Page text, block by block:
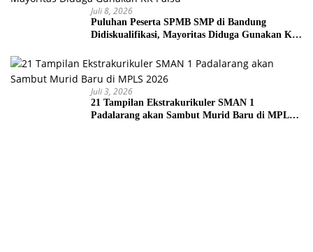
Juli 8, 2026
Puluhan Peserta SPMB SMP di Bandung
Didiskualifikasi, Mayoritas Diduga Gunakan KK
Juli 3, 2026
21 Tampilan Ekstrakurikuler SMAN 1
Padalarang akan Sambut Murid Baru di MPLS